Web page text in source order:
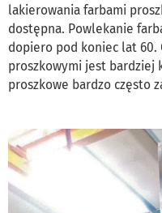
lakierowania farbami
dostępna. Powlekanie
dopiero pod koniec lat 60.
proszkowymi jest bardziej
proszkowe bardzo często